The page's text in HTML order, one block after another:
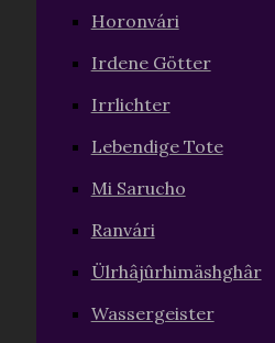
Horonvári
Irdene Götter
Irrlichter
Lebendige Tote
Mi Sarucho
Ranvári
Ülrhâjûrhimäshghâr
Wassergeister